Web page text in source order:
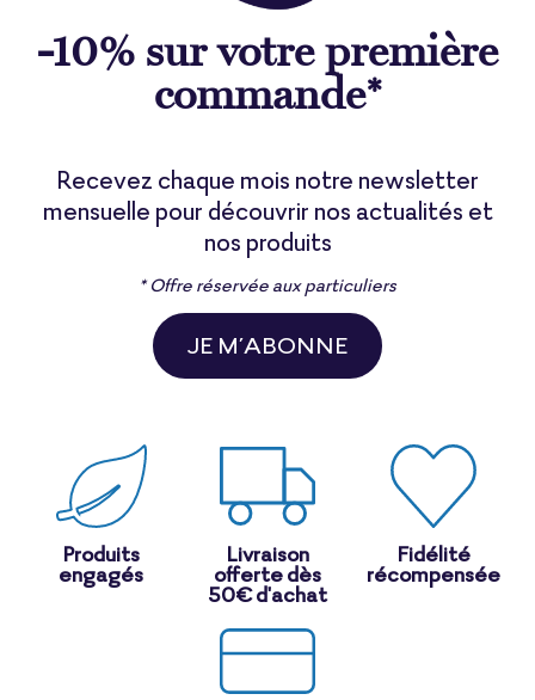
-10% sur votre première
commande*
Recevez chaque mois notre newsletter
mensuelle pour découvrir nos actualités et
nos produits
* Offre réservée aux particuliers
JE M’ABONNE
Produits
engagés
Livraison
offerte dès
50€ d'achat
Fidélité
récompensée